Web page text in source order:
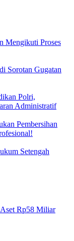
Mengikuti Proses
Sorotan Gugatan
Polri,
Administratif
Pembersihan
Setengah
Rp58 Miliar